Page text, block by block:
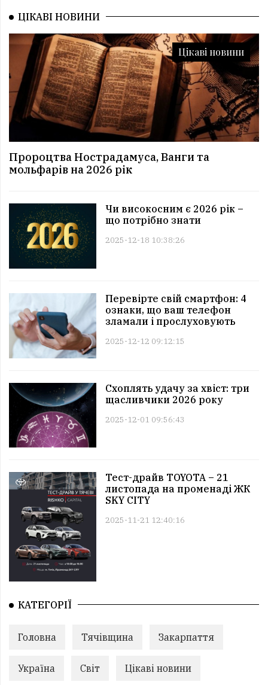
ЦІКАВІ НОВИНИ
Цікаві новини
Пророцтва Нострадамуса, Ванги та
мольфарів на 2026 рік
Чи високосним є 2026 рік –
що потрібно знати
2025-12-18 10:38:26
Перевірте свій смартфон: 4
ознаки, що ваш телефон
зламали і прослуховують
2025-12-12 09:12:15
Схоплять удачу за хвіст: три
щасливчики 2026 року
2025-12-01 09:56:43
Тест-драйв TOYOTA – 21
листопада на променаді ЖК
SKY CITY
2025-11-21 12:40:16
КАТЕГОРІЇ
Головна Тячівщина Закарпаття
Україна Світ Цікаві новини